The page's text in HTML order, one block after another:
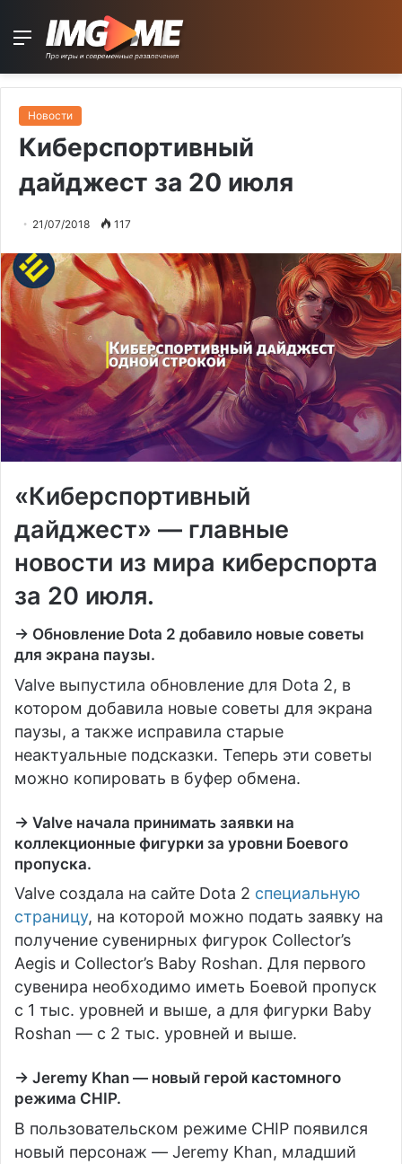
Menu
Новости
Киберспортивный
дайджест за 20 июля
21/07/2018 117
«Киберспортивный
дайджест» — главные
новости из мира киберспорта
за 20 июля.
→ Обновление Dota 2 добавило новые советы
для экрана паузы.
Valve выпустила обновление для Dota 2, в
котором добавила новые советы для экрана
паузы, а также исправила старые
неактуальные подсказки. Теперь эти советы
можно копировать в буфер обмена.
→ Valve начала принимать заявки на
коллекционные фигурки за уровни Боевого
пропуска.
Valve создала на сайте Dota 2 специальную
страницу, на которой можно подать заявку на
получение сувенирных фигурок Collector’s
Aegis и Collector’s Baby Roshan. Для первого
сувенира необходимо иметь Боевой пропуск
с 1 тыс. уровней и выше, а для фигурки Baby
Roshan — с 2 тыс. уровней и выше.
→ Jeremy Khan — новый герой кастомного
режима CHIP.
В пользовательском режиме CHIP появился
новый персонаж — Jeremy Khan, младший